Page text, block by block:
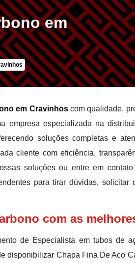
em
em Cravinhoscom qualidade,
empresa especializada na
soluções completas e
cliente com eficiência,
soluções ou entre em
para tirar dúvidas, solicitar
com as
de Especialista em tubos de
disponibilizar Chapa Fina De Aco